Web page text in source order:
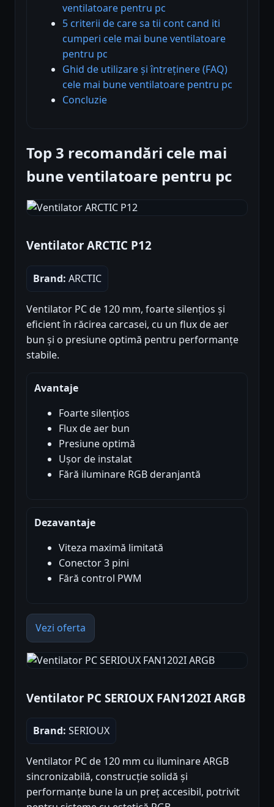
ventilatoare pentru pc
5 criterii de care sa tii cont cand iti
cumperi cele mai bune ventilatoare
pentru pc
Ghid de utilizare și întreținere (FAQ)
cele mai bune ventilatoare pentru pc
Concluzie
Top 3 recomandări cele mai
bune ventilatoare pentru pc
Ventilator ARCTIC P12
Brand: ARCTIC
Ventilator PC de 120 mm, foarte silențios și
eficient în răcirea carcasei, cu un flux de aer
bun și o presiune optimă pentru performanțe
stabile.
Avantaje
Foarte silențios
Flux de aer bun
Presiune optimă
Ușor de instalat
Fără iluminare RGB deranjantă
Dezavantaje
Viteza maximă limitată
Conector 3 pini
Fără control PWM
Vezi oferta
Ventilator PC SERIOUX FAN1202I ARGB
Brand: SERIOUX
Ventilator PC de 120 mm cu iluminare ARGB
sincronizabilă, construcție solidă și
performanțe bune la un preț accesibil, potrivit